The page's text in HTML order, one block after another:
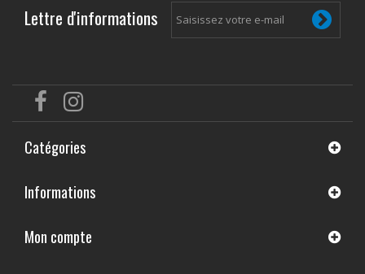
Lettre d'informations
Catégories
Informations
Mon compte